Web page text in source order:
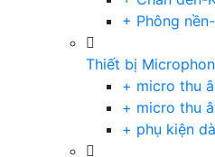
+ Phông
Thiết bị
+ micro thu
+ micro thu
+ phụ kiện